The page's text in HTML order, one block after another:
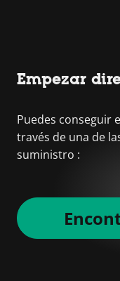
Empezar
Puedes conseguir
través de una de
suministro :